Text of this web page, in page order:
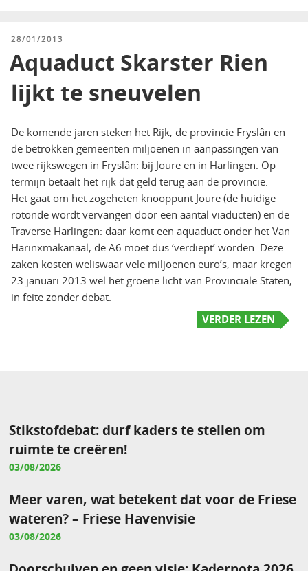
GEPLAATST
28/01/2013
Aquaduct Skarster Rien
lijkt te sneuvelen
De komende jaren steken het Rijk, de provincie Fryslân en
de betrokken gemeenten miljoenen in aanpassingen van
twee rijkswegen in Fryslân: bij Joure en in Harlingen. Op
termijn betaalt het rijk dat geld terug aan de provincie.
Het gaat om het zogeheten knooppunt Joure (de huidige
rotonde wordt vervangen door een aantal viaducten) en de
Traverse Harlingen: daar komt een aquaduct onder het Van
Harinxmakanaal, de A6 moet dus ‘verdiept’ worden. Deze
zaken kosten weliswaar vele miljoenen euro’s, maar kregen
23 januari 2013 wel het groene licht van Provinciale Staten,
in feite zonder debat.
VERDER LEZEN
Stikstofdebat: durf kaders te stellen om
ruimte te creëren!
03/08/2026
Meer varen, wat betekent dat voor de Friese
wateren? – Friese Havenvisie
03/08/2026